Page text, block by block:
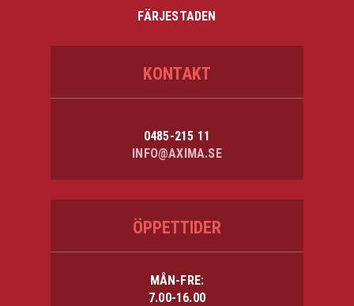
FÄRJESTADEN
KONTAKT
0485-215 11
INFO@AXIMA.SE
ÖPPETTIDER
MÅN-FRE:
7.00-16.00